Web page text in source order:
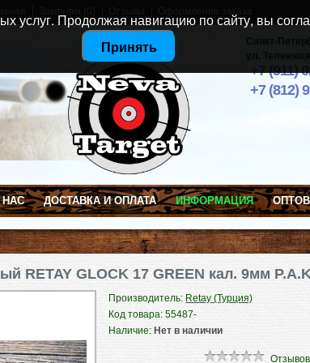
Санкт-
ул.
+7 (911)
+7 (812)
НАС ДОСТАВКА И ОПЛАТА ИНФОРМАЦИЯ
»
RETAY GLOCK 17 GREEN кал. 9мм
Производитель: Retay (Турция)
Код товара: 55487-
Наличие: Нет в наличии
Продолжая навигацию по сайту, вы
Принять